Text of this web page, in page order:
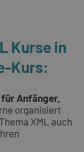
Kurse in
Kurs:
für Anfänger,
organisiert
XML auch